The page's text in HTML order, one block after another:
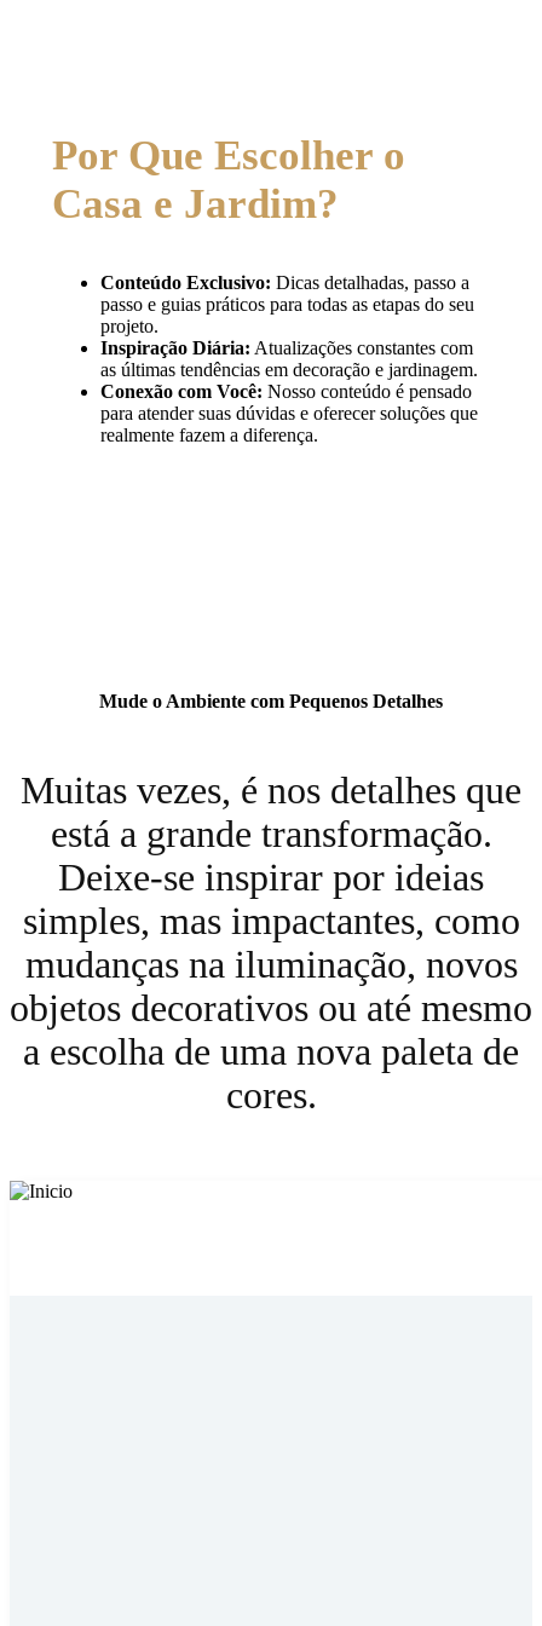
Por Que Escolher o
Casa e Jardim?
Conteúdo Exclusivo: Dicas detalhadas, passo a
passo e guias práticos para todas as etapas do seu
projeto.
Inspiração Diária: Atualizações constantes com
as últimas tendências em decoração e jardinagem.
Conexão com Você: Nosso conteúdo é pensado
para atender suas dúvidas e oferecer soluções que
realmente fazem a diferença.
Mude o Ambiente com Pequenos Detalhes
Muitas vezes, é nos detalhes que
está a grande transformação.
Deixe-se inspirar por ideias
simples, mas impactantes, como
mudanças na iluminação, novos
objetos decorativos ou até mesmo
a escolha de uma nova paleta de
cores.